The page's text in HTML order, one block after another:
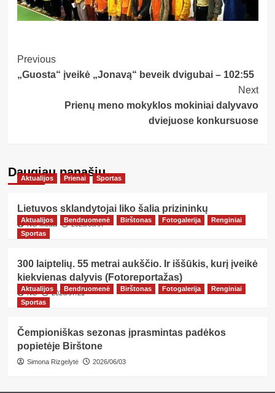
Post
Navigation
Previous
„Guosta“ įveikė „Jonavą“ beveik dvigubai – 102:55
Next
Prienų meno mokyklos mokiniai dalyvavo
dviejuose konkursuose
Daugiau panašių…
Aktualijos Prienai Sportas
Lietuvos sklandytojai liko šalia prizininkų
NG Media 2026/08/07
Aktualijos Bendruomenė Birštonas Fotogalerija
Renginiai
Sportas
300 laiptelių. 55 metrai aukščio. Ir iššūkis, kurį įveikė
kiekvienas dalyvis (Fotoreportažas)
NG 2026/07/21
Aktualijos Bendruomenė Birštonas Fotogalerija
Renginiai
Sportas
Čempioniškas sezonas įprasmintas padėkos
popietėje Birštone
Simona Rizgelytė 2026/06/03